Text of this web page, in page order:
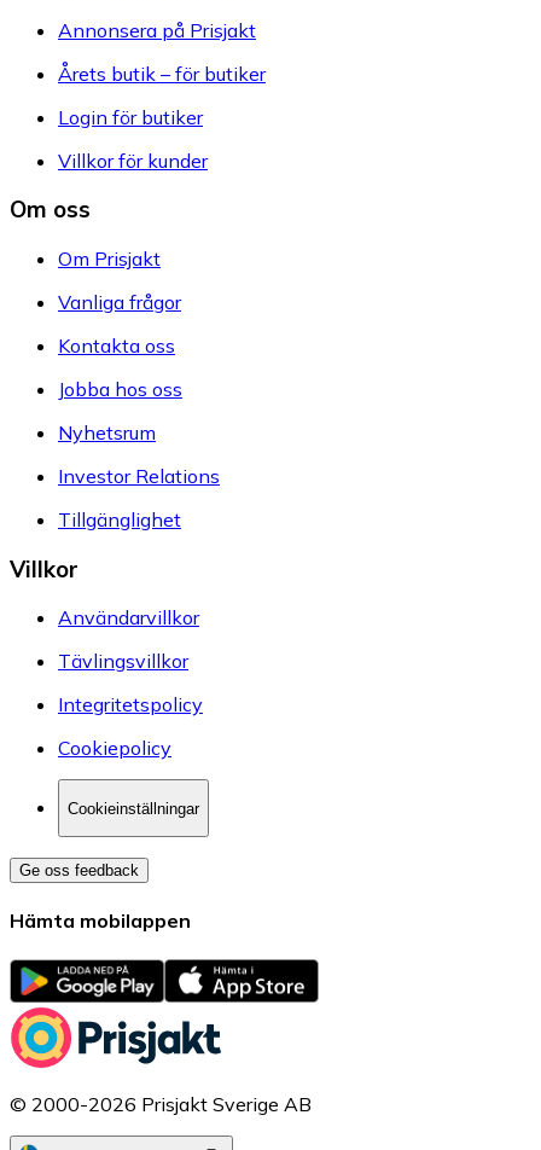
Annonsera på Prisjakt
Årets butik – för butiker
Login för butiker
Villkor för kunder
Om oss
Om Prisjakt
Vanliga frågor
Kontakta oss
Jobba hos oss
Nyhetsrum
Investor Relations
Tillgänglighet
Villkor
Användarvillkor
Tävlingsvillkor
Integritetspolicy
Cookiepolicy
Cookieinställningar
Ge oss feedback
Hämta mobilappen
© 2000-2026 Prisjakt Sverige AB